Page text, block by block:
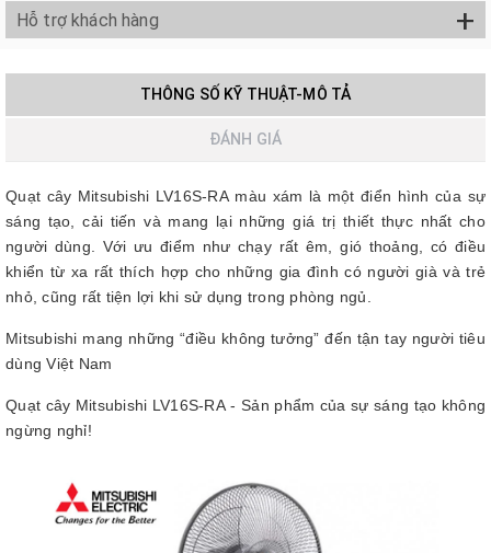
Hỗ trợ khách hàng +
THÔNG SỐ KỸ THUẬT-MÔ TẢ
ĐÁNH GIÁ
Quạt cây Mitsubishi LV16S-RA màu xám là một điển hình của sự
sáng tạo, cải tiến và mang lại những giá trị thiết thực nhất cho
người dùng. Với ưu điểm như chạy rất êm, gió thoảng, có điều
khiển từ xa rất thích hợp cho những gia đình có người già và trẻ
nhỏ, cũng rất tiện lợi khi sử dụng trong phòng ngủ.
Mitsubishi mang những “điều không tưởng” đến tận tay người tiêu
dùng Việt Nam
Quạt cây Mitsubishi LV16S-RA - Sản phẩm của sự sáng tạo không
ngừng nghỉ!